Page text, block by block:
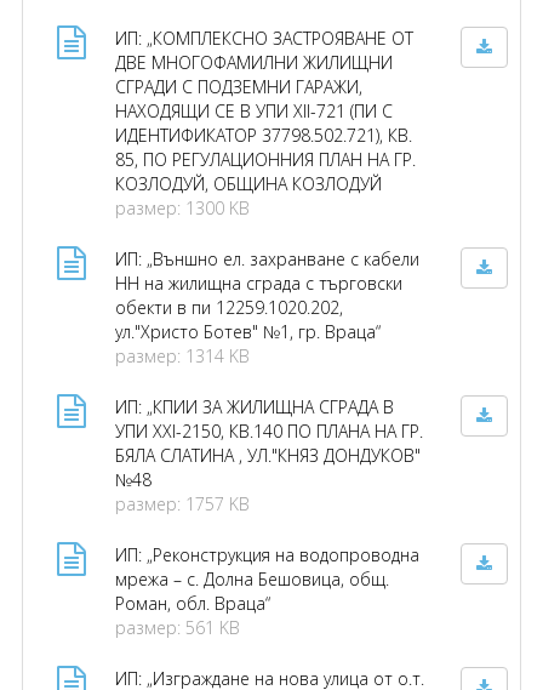
ИП: „КОМПЛЕКСНО ЗАСТРОЯВАНЕ ОТ
ДВЕ МНОГОФАМИЛНИ ЖИЛИЩНИ
СГРАДИ С ПОДЗЕМНИ ГАРАЖИ,
НАХОДЯЩИ СЕ В УПИ XII-721 (ПИ С
ИДЕНТИФИКАТОР 37798.502.721), КВ.
85, ПО РЕГУЛАЦИОННИЯ ПЛАН НА ГР.
КОЗЛОДУЙ, ОБЩИНА КОЗЛОДУЙ
размер: 1300 KB
ИП: „Външно ел. захранване с кабели
НН на жилищна сграда с търговски
обекти в пи 12259.1020.202,
ул."Христо Ботев" №1, гр. Враца“
размер: 1314 KB
ИП: „КПИИ ЗА ЖИЛИЩНА СГРАДА В
УПИ ХХI-2150, КВ.140 ПО ПЛАНА НА ГР.
БЯЛА СЛАТИНА , УЛ."КНЯЗ ДОНДУКОВ"
№48
размер: 1757 KB
ИП: „Реконструкция на водопроводна
мрежа – с. Долна Бешовица, общ.
Роман, обл. Враца“
размер: 561 KB
ИП: „Изграждане на нова улица от о.т.